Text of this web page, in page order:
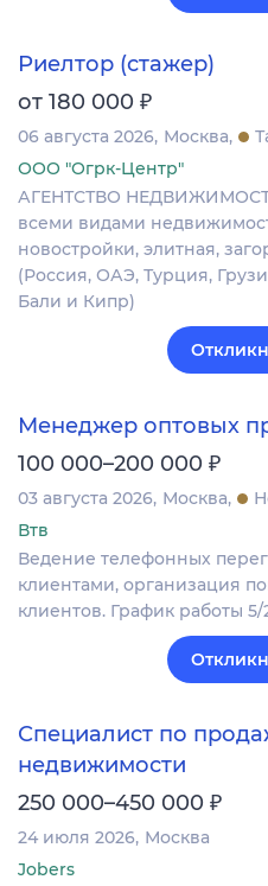
Риелтор (стажер)
от 180 000 ₽
06 августа 2026 Москва
ООО "Огрк-Центр"
АГЕНТСТВО
всеми видами
новостройки, элитная,
(Россия, ОАЭ, Турция,
Бали и Кипр)
Менеджер оптовых
100 000–200 000 ₽
03 августа 2026 Москва
Втв
Ведение телефонных
клиентами, организация
клиентов. График работы 5/
Специалист по
недвижимости
250 000–450 000 ₽
24 июля 2026 Москва
Jobers